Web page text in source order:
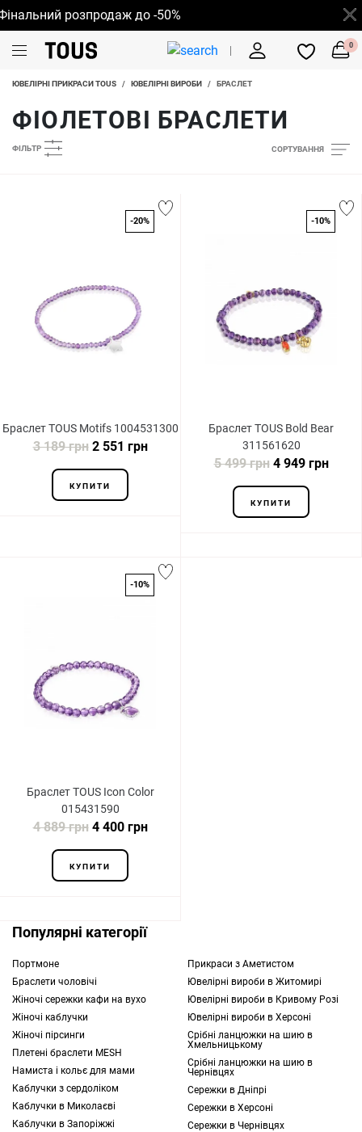
розпродаж до -50%
0
ЮВЕЛІРНІ ПРИКРАСИ TOUS / ЮВЕЛІРНІ ВИРОБИ / БРАСЛЕТ
ФІОЛЕТОВІ БРАСЛЕТИ
СОРТУВАННЯ
ФІЛЬТР
-20%
Браслет TOUS Motifs 1004531300
3 189 грн2 551 грн
КУПИТИ
-10%
Браслет TOUS Bold Bear
311561620
5 499 грн4 949 грн
КУПИТИ
-10%
Браслет TOUS Icon Color
015431590
4 889 грн4 400 грн
КУПИТИ
Популярні категорії
Портмоне
Браслети чоловічі
Жіночі сережки кафи на вухо
Жіночі каблучки
Жіночі пірсинги
Плетені браслети MESH
Намиста і кольє для мами
Каблучки з сердоліком
Каблучки в Миколаєві
Каблучки в Запоріжжі
Прикраси з Аметистом
Ювелірні вироби в Житомирі
Ювелірні вироби в Кривому Розі
Ювелірні вироби в Херсоні
Срібні ланцюжки на шию в
Хмельницькому
Срібні ланцюжки на шию в
Чернівцях
Сережки в Дніпрі
Сережки в Херсоні
Сережки в Чернівцях